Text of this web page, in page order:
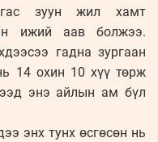
зуун жил хамт
ижий аав болжээ.
гадна зургаан
14 охин 10 хүү төрж
энэ айлын ам бүл
энх тунх өсгөсөн нь